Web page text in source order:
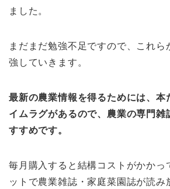
ました。
まだまだ勉強不足ですので、これら
強していきます。
最新の農業情報を得るためには、本
イムラグがあるので、農業の専門雑
すすめです。
毎月購入すると結構コストがかかっ
ットで農業雑誌・家庭菜園誌が読み